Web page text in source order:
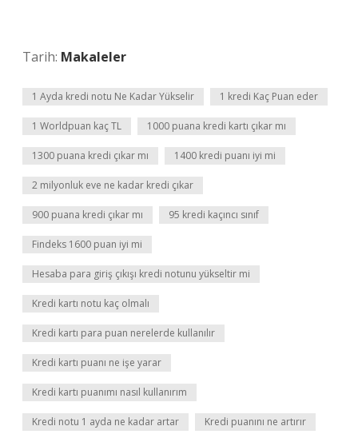
Tarih: Makaleler
1 Ayda kredi notu Ne Kadar Yükselir 1 kredi Kaç Puan eder
1 Worldpuan kaç TL 1000 puana kredi kartı çıkar mı
1300 puana kredi çıkar mı 1400 kredi puanı iyi mi
2 milyonluk eve ne kadar kredi çıkar
900 puana kredi çıkar mı 95 kredi kaçıncı sınıf
Findeks 1600 puan iyi mi
Hesaba para giriş çıkışı kredi notunu yükseltir mi
Kredi kartı notu kaç olmalı
Kredi kartı para puan nerelerde kullanılır
Kredi kartı puanı ne işe yarar
Kredi kartı puanımı nasıl kullanırım
Kredi notu 1 ayda ne kadar artar Kredi puanını ne artırır